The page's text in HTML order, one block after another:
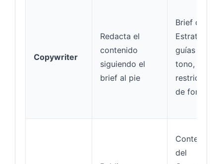
Copywriter
Redacta el
contenido
siguiendo el
brief al pie
Brief del
Estratega,
guías de
tono,
de formato
Contenido
del